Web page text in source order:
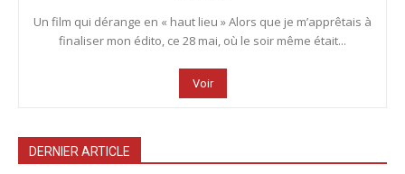
Un film qui dérange en « haut lieu » Alors que je m’apprêtais à
finaliser mon édito, ce 28 mai, où le soir même était...
Voir
DERNIER ARTICLE